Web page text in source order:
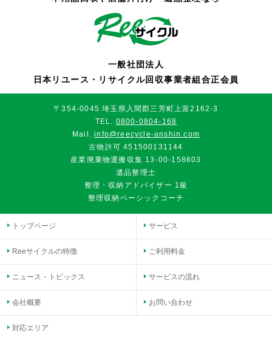
一般社団法人
日本リユース・リサイクル回収事業者組合正会員
〒354-0045 埼玉県入間郡三芳町上富2162-3
TEL. 0800-0804-168
Mail.info@reecycle-anshin.com
古物許可 451500131144
産業廃棄物運搬収集 13-00-158603
遺品整理士
整理・収納アドバイザー 1級
整理収納ベーシックコーチ
トップページ
Reeサイクルの特徴
ニュース・トピックス
会社概要
対応エリア
サービス
ご利用料金
サービスの流れ
お問い合わせ